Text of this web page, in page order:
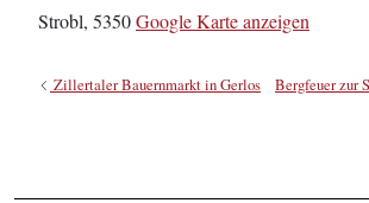
Strobl, 5350Google Karte anzeigen
Zillertaler Bauernmarkt in Gerlos Bergfeuer zur